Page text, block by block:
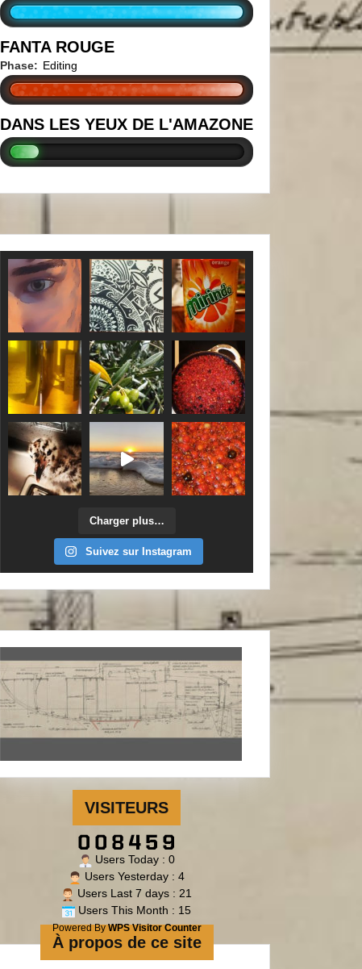
FANTA ROUGE
Phase: Editing
DANS LES YEUX DE L'AMAZONE
Charger plus…
Suivez sur Instagram
VISITEURS
Users Today : 0
Users Yesterday : 4
Users Last 7 days : 21
Users This Month : 15
Powered ByWPS Visitor Counter
À propos de ce site